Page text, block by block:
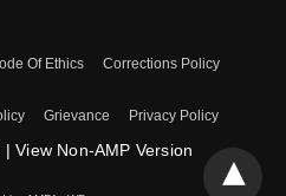
Of Ethics Corrections Policy
Grievance Privacy Policy
| View Non-AMP Version